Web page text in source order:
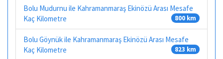
Bolu Mudurnu ile Kahramanmaraş Ekinözü Arası Mesafe
Kaç Kilometre
800 km
Bolu Göynük ile Kahramanmaraş Ekinözü Arası Mesafe
Kaç Kilometre
823 km